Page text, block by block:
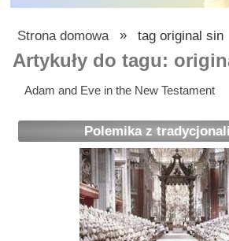
ATEIZM
ŚWIADKOWIE
W
OBRONIE
Strona domowa » tag original sin
Polemika z
Artykuły do tagu:
Adam and Eve in the New Testament